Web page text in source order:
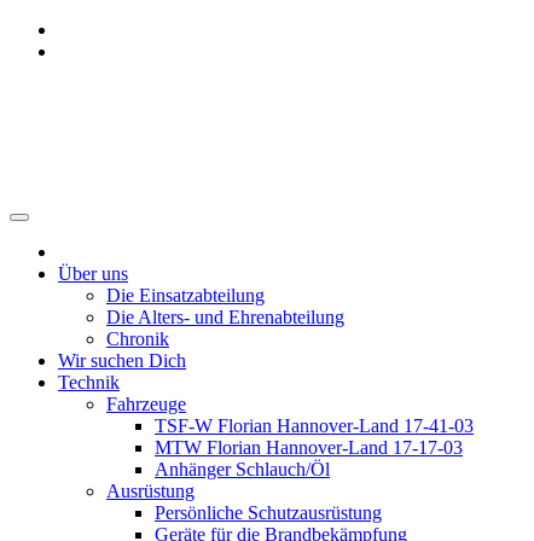
Zum
Inhalt
Über uns
Die Einsatzabteilung
Die Alters- und Ehrenabteilung
Chronik
Wir suchen Dich
Technik
Fahrzeuge
TSF-W Florian Hannover-Land 17-41-03
MTW Florian Hannover-Land 17-17-03
Anhänger Schlauch/Öl
Ausrüstung
Persönliche Schutzausrüstung
Geräte für die Brandbekämpfung